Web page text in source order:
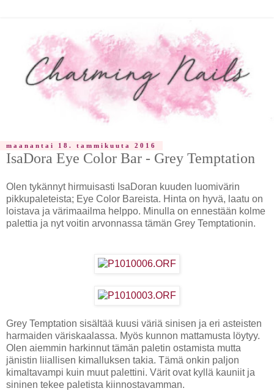
maanantai 18. tammikuuta 2016
IsaDora Eye Color Bar - Grey Temptation
Olen tykännyt hirmuisasti IsaDoran kuuden luomivärin
pikkupaleteista; Eye Color Bareista. Hinta on hyvä, laatu on
loistava ja värimaailma helppo. Minulla on ennestään kolme
palettia ja nyt voitin arvonnassa tämän Grey Temptationin.
Grey Temptation sisältää kuusi väriä sinisen ja eri asteisten
harmaiden väriskaalassa. Myös kunnon mattamusta löytyy.
Olen aiemmin harkinnut tämän paletin ostamista mutta
jänistin liiallisen kimalluksen takia. Tämä onkin paljon
kimaltavampi kuin muut palettini. Värit ovat kyllä kauniit ja
sininen tekee paletista kiinnostavamman.